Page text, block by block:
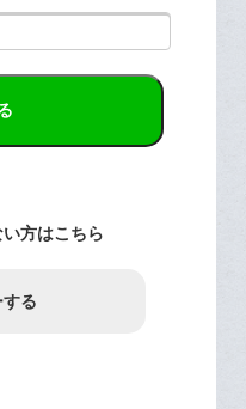
方はこちら
る